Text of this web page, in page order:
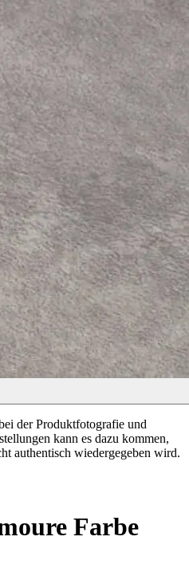
der Produktfotografie und
kann es dazu kommen,
authentisch wiedergegeben wird.
Farbe